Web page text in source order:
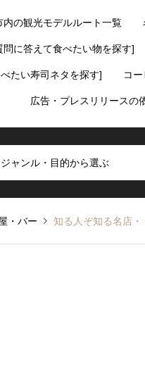
内の観光モデルルート一覧
問に答えて食べたい物を探す]
たい寿司ネタを探す] コ
広告・プレスリリースの
ジャンル・目的から選ぶ
・バー 知る人ぞ知る名店・